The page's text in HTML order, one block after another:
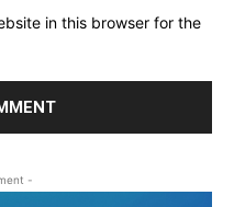
in this browser for the
-